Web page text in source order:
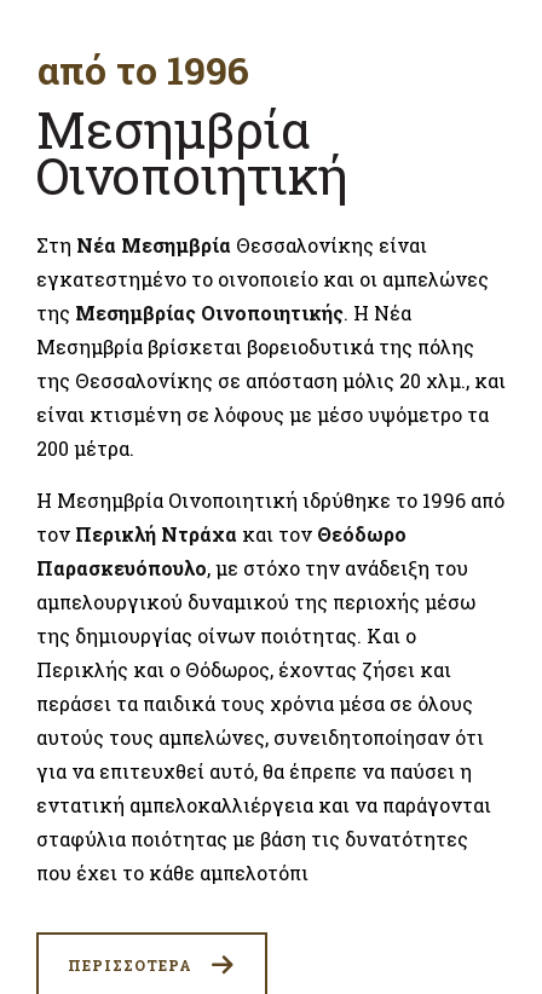
από το 1996
Μεσημβρία
Οινοποιητική
Στη Νέα Μεσημβρία Θεσσαλονίκης είναι
εγκατεστημένο το οινοποιείο και οι αμπελώνες
της Μεσημβρίας Οινοποιητικής. Η Νέα
Μεσημβρία βρίσκεται βορειοδυτικά της πόλης
της Θεσσαλονίκης σε απόσταση μόλις 20 χλμ., και
είναι κτισμένη σε λόφους με μέσο υψόμετρο τα
200 μέτρα.
Η Μεσημβρία Οινοποιητική ιδρύθηκε το 1996 από
τον Περικλή Ντράχα και τον Θεόδωρο
Παρασκευόπουλο, με στόχο την ανάδειξη του
αμπελουργικού δυναμικού της περιοχής μέσω
της δημιουργίας οίνων ποιότητας. Και ο
Περικλής και ο Θόδωρος, έχοντας ζήσει και
περάσει τα παιδικά τους χρόνια μέσα σε όλους
αυτούς τους αμπελώνες, συνειδητοποίησαν ότι
για να επιτευχθεί αυτό, θα έπρεπε να παύσει η
εντατική αμπελοκαλλιέργεια και να παράγονται
σταφύλια ποιότητας με βάση τις δυνατότητες
που έχει το κάθε αμπελοτόπι
ΠΕΡΙΣΣΟΤΕΡΑ